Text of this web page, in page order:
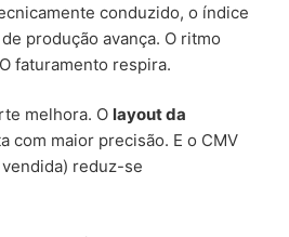
conduzido, o índice
produção avança. O ritmo
faturamento respira.
melhora. O layout da
com maior precisão. E o CMV
reduz-se